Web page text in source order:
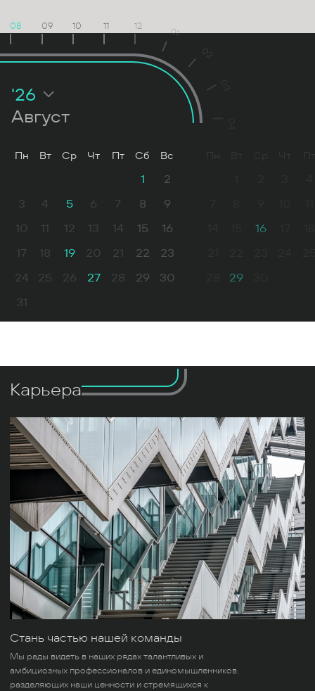
08 09 10 11 12 01
02
Август
'26
Пн Вт Ср Чт Пт Сб Вс
1
2
3
4 5 6 7 8
9
10
11 12 13 14 15
16
17
18 19 20 21 22
23
24
25 26 27 28 29
30
31
16
29
Карьера
Стань частью нашей команды
Мы рады видеть в наших рядах талантливых и
амбициозных профессионалов и единомышленников,
разделяющих наши ценности и стремящихся к